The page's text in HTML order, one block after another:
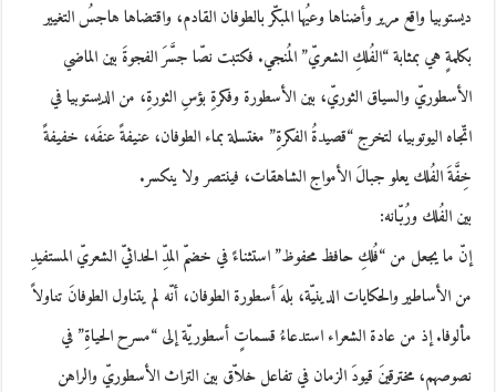
ديستوبيا واقع مرير وأضناها وعيُها المبكّر بالطوفان القادم، واقتضاها هاجسُ التغيير
بكلمةٍ هي بمثابة “الفُلكِ الشعريّ” المُنجي. فكتبت نصّا جسَّرَ الفجوةَ بين الماضي
الأسطوريّ والسياق الثوريّ، بين الأسطورة وفكرةِ بؤسِ الثورةِ، من الديستوبيا في
اتّجاه اليوتوبيا، لتخرج “قصيدةُ الفكرةِ” مغتسلة بماء الطوفان، عنيفةً عنفَه، خفيفةً
خِفَّةَ الفُلك يعلو جبالَ الأمواج الشاهقات، فينتصر ولا ينكسر.
بين الفُلك ورُبّانه:
إنّ ما يجعل من “فُلكِ حافظ محفوظ” استثناءً في خضمّ المدِّ الحداثيّ الشعريّ المستفيدِ
من الأساطير والحكايات الدينيّة، بلهَ أسطورة الطوفان، أنّه لم يتناول الطوفانَ تناولاً
مألوفا. إذ من عادة الشعراء استدعاءُ قسماتٍ أسطوريّة إلى “مسرح الحياةِ” في
نصوصهم، مخترقينَ قيودَ الزمان في تفاعل خلاّق بين التراث الأسطوريّ والراهن